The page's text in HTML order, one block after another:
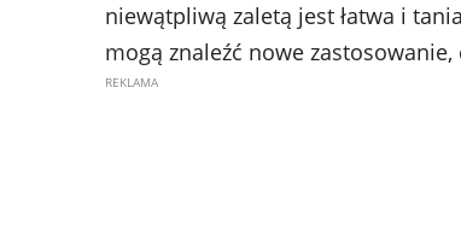
niewątpliwą zaletą jest łatwa i
mogą znaleźć nowe